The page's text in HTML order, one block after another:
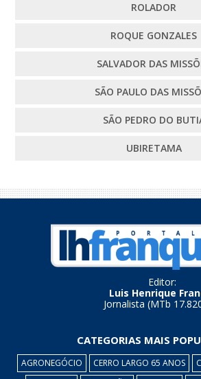
ROLADOR
ROQUE GONZALES
SALVADOR DAS
SÃO PAULO DAS
SÃO PEDRO DO
UBIRETAMA
Editor:
Luis Henrique
Jornalista (MTb
CATEGORIAS MAIS
AGRONEGÓCIO CERRO LARGO 65 ANOS